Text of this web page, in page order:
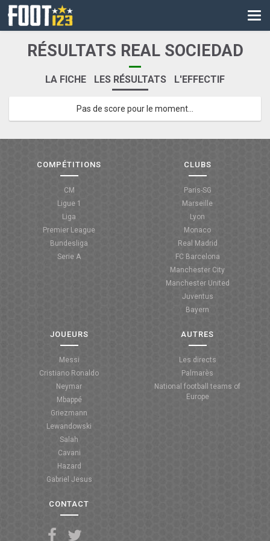
CM
LES DIRECTS
COUPE DE FRANCE
RÉSULTATS REAL SOCIEDAD
LA FICHE LES RÉSULTATS L'EFFECTIF
Pas de score pour le moment...
COMPÉTITIONS
CM
Ligue 1
Liga
Premier League
Bundesliga
Serie A
CLUBS
Paris-SG
Marseille
Lyon
Monaco
Real Madrid
FC Barcelona
Manchester City
Manchester United
Juventus
Bayern
JOUEURS
Messi
Cristiano Ronaldo
Neymar
Mbappé
Griezmann
Lewandowski
Salah
Cavani
Hazard
Gabriel Jesus
AUTRES
Les directs
Palmarès
National football teams of
Europe
CONTACT